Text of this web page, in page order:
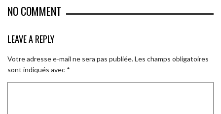
NO COMMENT
LEAVE A REPLY
Votre adresse e-mail ne sera pas publiée.Les champs obligatoires
sont indiqués avec *